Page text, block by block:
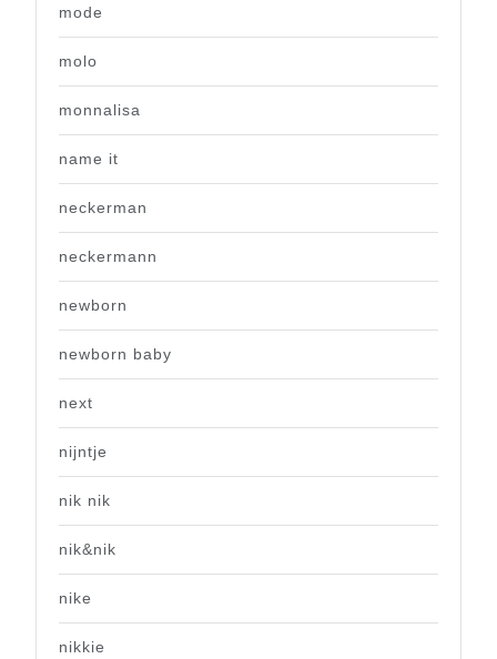
mode
molo
monnalisa
name it
neckerman
neckermann
newborn
newborn baby
next
nijntje
nik nik
nik&nik
nike
nikkie